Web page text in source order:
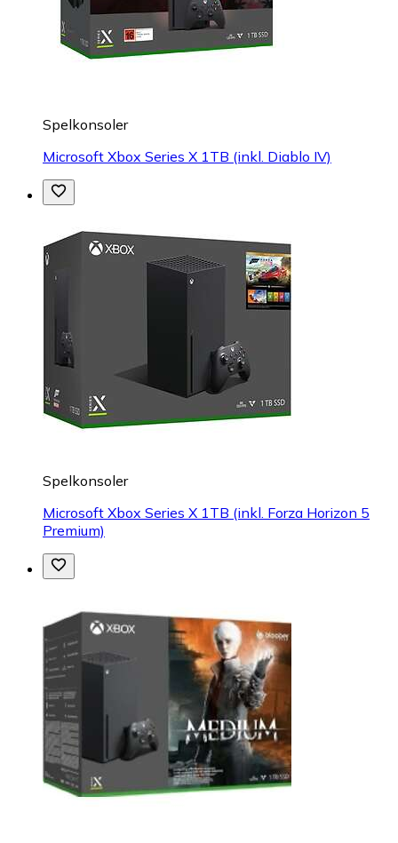
Spelkonsoler
Microsoft Xbox Series X 1TB (inkl. Diablo IV)
Spelkonsoler
Microsoft Xbox Series X 1TB (inkl. Forza Horizon 5
Premium)